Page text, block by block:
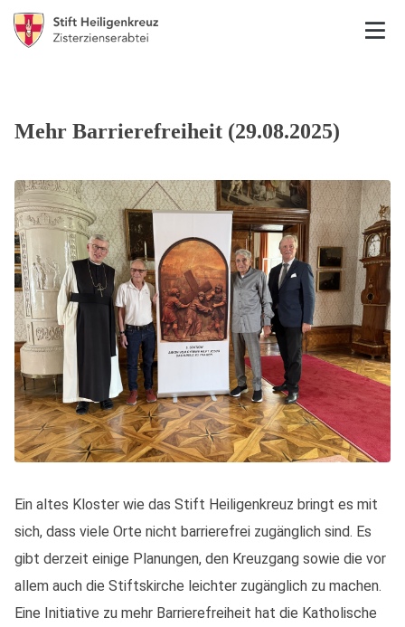
Mehr Barrierefreiheit (29.08.2025)
Ein altes Kloster wie das Stift Heiligenkreuz bringt es mit
sich, dass viele Orte nicht barrierefrei zugänglich sind. Es
gibt derzeit einige Planungen, den Kreuzgang sowie die vor
allem auch die Stiftskirche leichter zugänglich zu machen.
Eine Initiative zu mehr Barrierefreiheit hat die Katholische